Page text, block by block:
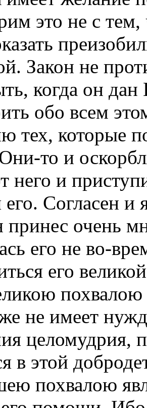
это не с тем,
Закон не
когда он
обо всем
тех, которые
то и
него и
его. Согласен и
принес очень
его не во-
его
не имеет
целомудрия,
в этой
похвалою